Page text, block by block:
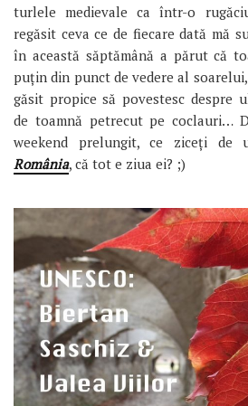
turlele medievale ca într-o
regăsit ceva ce de fiecare dată mă
în această săptămână a părut că
puțin din punct de vedere al
găsit propice să povestesc despre
de toamnă petrecut pe coclauri…
weekend prelungit, ce ziceți de
România, că tot e ziua ei? ;)